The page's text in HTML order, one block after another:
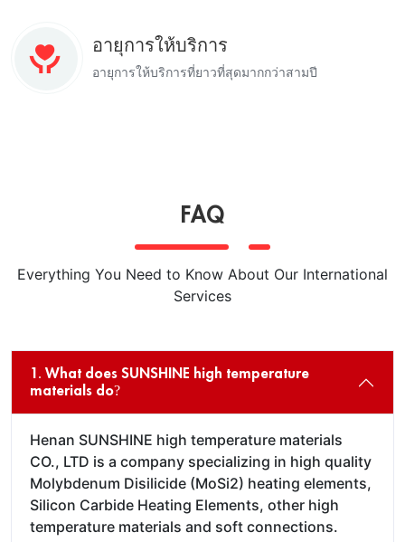
อายุการให้บริการ
อายุการให้บริการที่ยาวที่สุดมากกว่าสามปี
FAQ
Everything You Need to Know About Our International
Services
1. What does SUNSHINE high temperature
materials do?
Henan SUNSHINE high temperature materials
CO., LTD is a company specializing in high quality
Molybdenum Disilicide (MoSi2) heating elements,
Silicon Carbide Heating Elements, other high
temperature materials and soft connections.